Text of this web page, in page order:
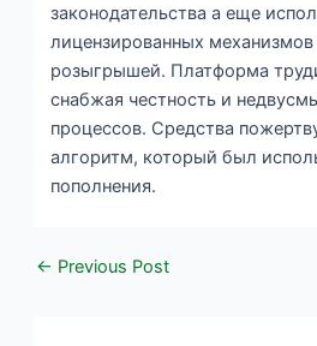
законодательства а еще
лицензированных
розыгрышей. Платформа
снабжая честность и
процессов. Средства
алгоритм, который был
пополнения.
← Previous Post